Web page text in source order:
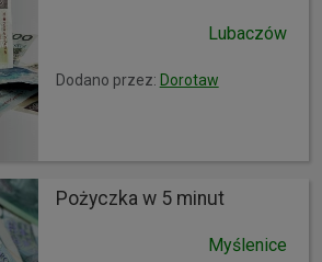
Lubaczów
Dodano przez: Dorotaw
Pożyczka w 5 minut
Myślenice